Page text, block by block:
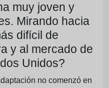
muy joven y
Mirando hacia
difícil de
y al mercado de
Unidos?
no comenzó en